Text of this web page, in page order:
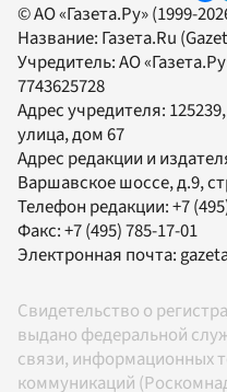
© АО «Газета.Ру» (1999-
Название: Газета.Ru
Учредитель:АО
7743625728
Адрес учредителя:
улица, дом 67
Адрес редакции и
Варшавское шоссе, д.9,
Телефон редакции:+7
Факс:+7 (495) 785-17-01
Электронная почта:
Свидетельство о
выдано федеральной
связи, информационных
коммуникаций